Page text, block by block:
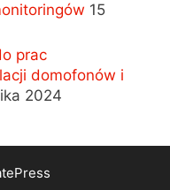
15
prac
domofonów i
2024